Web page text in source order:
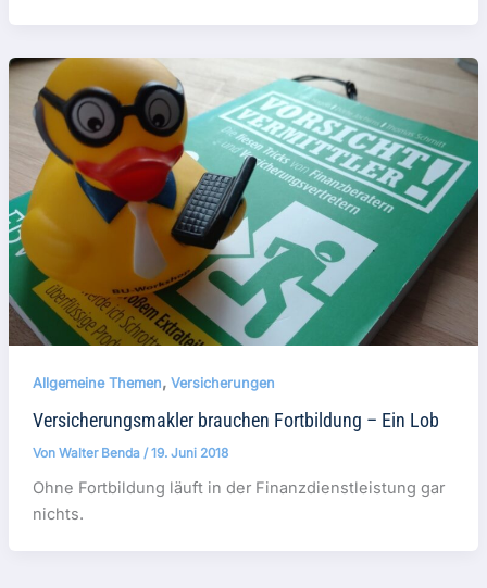
Allgemeine Themen, Versicherungen
Versicherungsmakler brauchen Fortbildung – Ein Lob
Von Walter Benda /19. Juni 2018
Ohne Fortbildung läuft in der Finanzdienstleistung gar
nichts.